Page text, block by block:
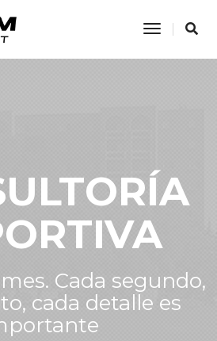
Toggle
Cada segundo,
cada detalle es